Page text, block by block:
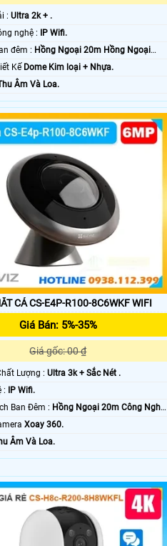
: Ultra 2k + .
🕉️ Tích hợp công nghệ :
IP Wifi.
❂ Hình ảnh ban đêm : Hồng Ngoại 20m Hồng Ngoại
Kế Dome Kim loại + Nhựa.
Âm Và Loa.
CAMERA MẮT CÁ CS-E4P-R100-8C6WKF WIFI
Giá Bán: 5%-35%
Giá gốc: 00 ₫
Lượng : Ultra 3k + Sắc Nét .
🏆 Công Nghệ : IP Wifi.
❈ Khoảng Cách Ban Đêm : Hồng Ngoại 20m Công Nghệ
Xoay 360.
Âm Và Loa.